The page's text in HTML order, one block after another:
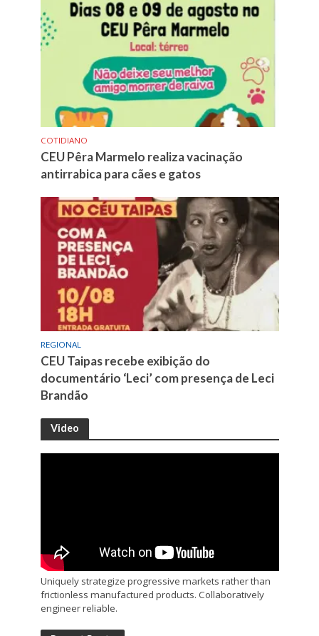
COTIDIANO
CEU Pêra Marmelo realiza vacinação
antirrabica para cães e gatos
REGIONAL
CEU Taipas recebe exibição do
documentário ‘Leci’ com presença de Leci
Brandão
Video
Uniquely strategize progressive markets rather than
frictionless manufactured products. Collaboratively
engineer reliable.